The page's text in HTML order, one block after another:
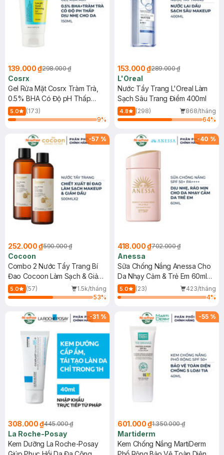
139.000 ₫298.000 ₫
Cosrx
Gel Rửa Mặt Cosrx Tràm Trà,
0.5% BHA Có Độ pH Thấp
150ml
5.0
(173)
9%
153.000 ₫289.000 ₫
L'Oreal
Nước Tẩy Trang L'Oreal Làm
Sạch Sâu Trang Điểm 400ml
4.8 (298)
868/tháng
64%
-57 %
252.000 ₫590.000 ₫
Cocoon
Combo 2 Nước Tẩy Trang Bí
Đao Cocoon Làm Sạch & Giảm
Dầu 500ml
5.0 (57)
1.5k/tháng
53%
-40 %
418.000 ₫702.000 ₫
Anessa
Sữa Chống Nắng Anessa Cho
Da Nhạy Cảm & Trẻ Em 60ml
(Mới)
5.0 (23)
423/tháng
4%
-31 %
308.000 ₫445.000 ₫
La Roche-Posay
Kem Dưỡng La Roche-Posay
-55 %
601.000 ₫1.350.000 ₫
Martiderm
Kem Chống Nắng MartiDerm